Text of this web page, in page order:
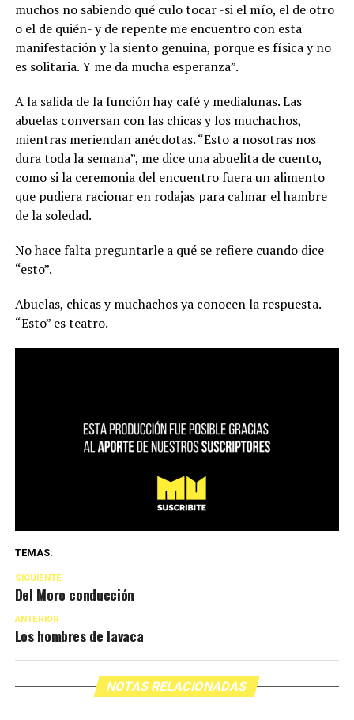
muchos no sabiendo qué culo tocar -si el mío, el de otro
o el de quién- y de repente me encuentro con esta
manifestación y la siento genuina, porque es física y no
es solitaria. Y me da mucha esperanza”.
A la salida de la función hay café y medialunas. Las
abuelas conversan con las chicas y los muchachos,
mientras meriendan anécdotas. “Esto a nosotras nos
dura toda la semana”, me dice una abuelita de cuento,
como si la ceremonia del encuentro fuera un alimento
que pudiera racionar en rodajas para calmar el hambre
de la soledad.
No hace falta preguntarle a qué se refiere cuando dice
“esto”.
Abuelas, chicas y muchachos ya conocen la respuesta.
“Esto” es teatro.
TEMAS:
SIGUIENTE
Del Moro conducción
ANTERIOR
Los hombres de lavaca
NOTAS RELACIONADAS